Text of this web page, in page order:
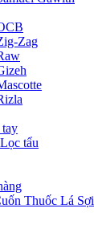
Zag
tẩu
Thuốc Lá Sợi